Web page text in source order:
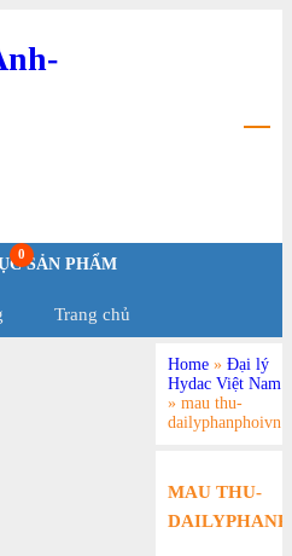
0
SẢN PHẨM
Trang chủ
Home » Đại lý
Hydac Việt Nam
» mau thu-
dailyphanphoivn1
MAU THU-